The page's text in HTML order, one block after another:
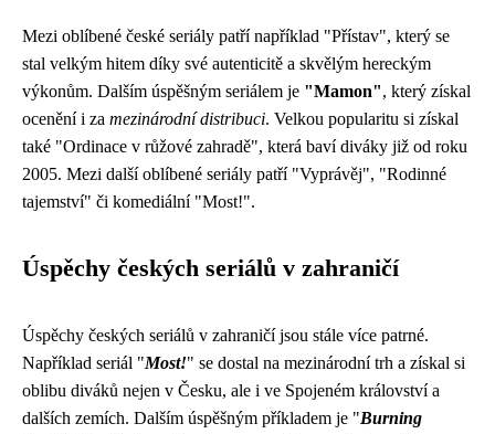
Mezi oblíbené české seriály patří například "Přístav", který se
stal velkým hitem díky své autenticitě a skvělým hereckým
výkonům. Dalším úspěšným seriálem je "Mamon", který získal
ocenění i za mezinárodní distribuci. Velkou popularitu si získal
také "Ordinace v růžové zahradě", která baví diváky již od roku
2005. Mezi další oblíbené seriály patří "Vyprávěj", "Rodinné
tajemství" či komediální "Most!".
Úspěchy českých seriálů v zahraničí
Úspěchy českých seriálů v zahraničí jsou stále více patrné.
Například seriál "Most!" se dostal na mezinárodní trh a získal si
oblibu diváků nejen v Česku, ale i ve Spojeném království a
dalších zemích. Dalším úspěšným příkladem je "Burning